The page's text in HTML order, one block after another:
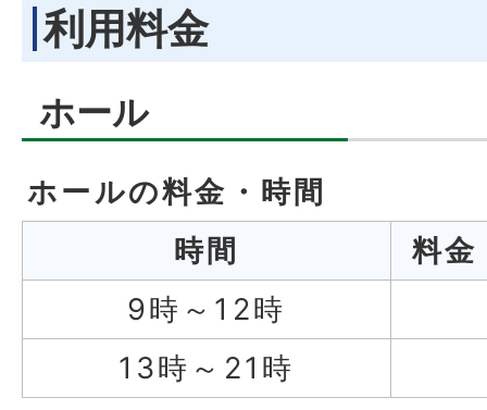
利用料金
ホール
ホールの料金・時間
時間
料金
9時～12時
13時～21時